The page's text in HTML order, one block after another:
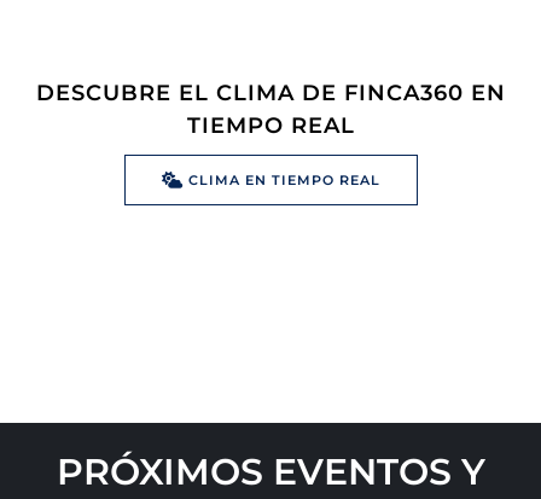
DESCUBRE EL CLIMA DE FINCA360 EN
TIEMPO REAL
CLIMA EN TIEMPO REAL
PRÓXIMOS EVENTOS Y